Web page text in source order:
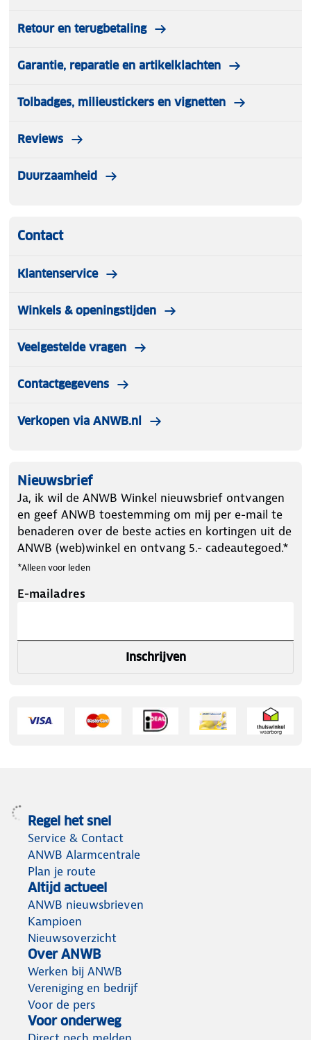
Retour en terugbetaling
Garantie, reparatie en artikelklachten
Tolbadges, milieustickers en vignetten
Reviews
Duurzaamheid
Contact
Klantenservice
Winkels & openingstijden
Veelgestelde vragen
Contactgegevens
Verkopen via ANWB.nl
Nieuwsbrief
Ja, ik wil de ANWB Winkel nieuwsbrief ontvangen
en geef ANWB toestemming om mij per e-mail te
benaderen over de beste acties en kortingen uit de
ANWB (web)winkel en ontvang 5.- cadeautegoed.*
*Alleen voor leden
E-mailadres
Inschrijven
Regel het snel
Service & Contact
ANWB Alarmcentrale
Plan je route
Altijd actueel
ANWB nieuwsbrieven
Kampioen
Nieuwsoverzicht
Over ANWB
Werken bij ANWB
Vereniging en bedrijf
Voor de pers
Voor onderweg